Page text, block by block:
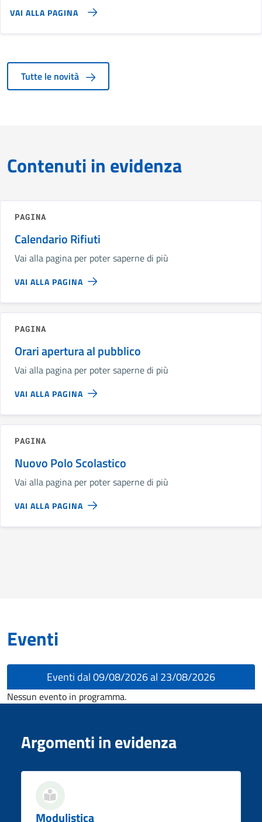
VAI ALLA PAGINA
Tutte le novità
Contenuti in evidenza
PAGINA
Calendario Rifiuti
Vai alla pagina per poter saperne di più
VAI ALLA PAGINA
PAGINA
Orari apertura al pubblico
Vai alla pagina per poter saperne di più
VAI ALLA PAGINA
PAGINA
Nuovo Polo Scolastico
Vai alla pagina per poter saperne di più
VAI ALLA PAGINA
Eventi
Eventi dal 09/08/2026 al 23/08/2026
Nessun evento in programma.
Argomenti in evidenza
Modulistica